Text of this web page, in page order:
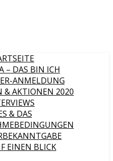
– DAS BIN ICH
ANMELDUNG
& AKTIONEN 2020
& DAS
EINEN BLICK